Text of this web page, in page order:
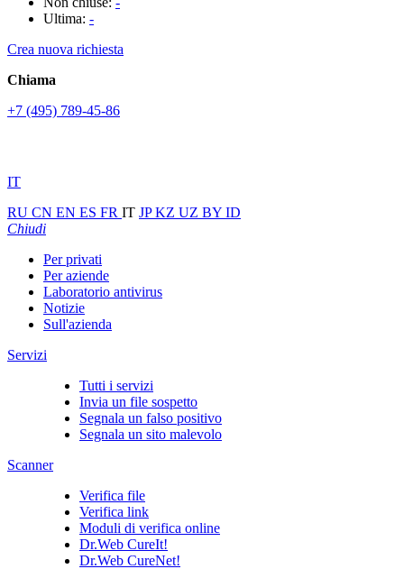
Ultima: -
Crea nuova richiesta
Chiama
+7 (495) 789-45-86
IT
RU CN EN ES FR IT JPKZ UZ BY ID
Chiudi
Per privati
Per aziende
Laboratorio antivirus
Notizie
Sull'azienda
Servizi
Tutti i servizi
Invia un file sospetto
Segnala un falso positivo
Segnala un sito malevolo
Scanner
Verifica file
Verifica link
Moduli di verifica online
Dr.Web CureIt!
Dr.Web CureNet!